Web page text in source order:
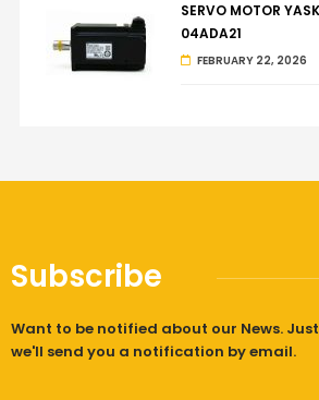
SERVO MOTOR
04ADA21
FEBRUARY 22, 2026
Subscribe
Want to be notified about our News.
we'll send you a notification by email.